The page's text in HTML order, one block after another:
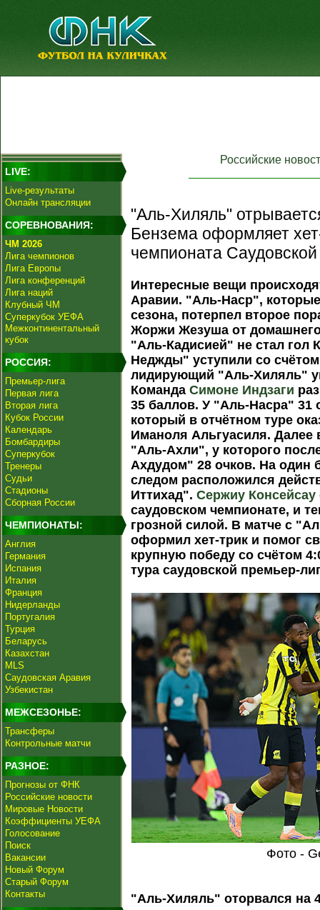
LIVE:
Live-результаты
Онлайн трансляции
СОРЕВНОВАНИЯ:
ЧМ 2026
Лига чемпионов
Лига Европы
Лига конференций
Лига наций
Клубный ЧМ
Суперкубок УЕФА
Межконтинентальный
кубок
РОССИЯ:
Премьер-лига
Первая лига
Вторая лига
Кубок России
Календарь
Бомбардиры
Суперкубок
Тренеры
Судьи
Стадионы
Сборная России
ЧЕМПИОНАТЫ:
Англия
Германия
Испания
Италия
Франция
Нидерланды
Португалия
Турция
Беларусь
Казахстан
MLS
Саудовская Аравия
Узбекистан
МЕЖСЕЗОНЬЕ:
Трансферы
Контрольные матчи
РАЗНОЕ:
Прогнозы от ФНК
Российские новости
Мировые Новости
Коэффициенты УЕФА
Голосование
Поиск
Вакансии
Новый Форум
Старый Форум
Контакты
Российские
"Аль-Хиляль"
Бензема оформляет
чемпионата
Интересные вещи
Аравии. "Аль-Наср",
сезона, потерпел второе
Жоржи Жезуша от
"Аль-Кадисией" не стал гол
Неджды" уступили со
лидирующий "Аль-Хиляль"
КомандаСимоне Индзаги
35 баллов. У "Аль-Насра" 31
который в отчётном туре
Иманоля Альгуасиля. Далее
"Аль-Ахли", у которого
Ахдудом" 28 очков. На один
следом расположился
Иттихад".Сержиу Консейсау
саудовском чемпионате, и
грозной силой. В матче с
оформил хет-трик и помог
крупную победу со счётом
тура саудовской премьер-
Фото -
"Аль-Хиляль" оторвался на